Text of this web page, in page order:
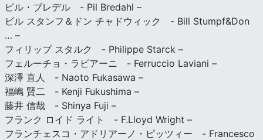
ピル・ブレデル - Pil Bredahl –
ビル スタンフ＆ドン チャドウィック - Bill Stumpf&Don
… –
フィリップ スタルク - Philippe Starck –
フェルーチョ・ラビアーニ - Ferruccio Laviani –
深澤 直人 - Naoto Fukasawa –
福嶋 賢二 - Kenji Fukushima –
藤井 信哉 - Shinya Fuji –
フランク ロイド ライト - F.Lloyd Wright –
フランチェスコ・アドリアーノ・ピッツィー - Francesco